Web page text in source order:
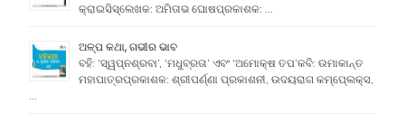
କ୍ରାଇସିସ୍ଲେଖକ: ଅମିତାଭ ଘୋଷପ୍ରକାଶକ: …
ଅଳ୍ପ କଥା, ଗଭୀର ଭାବ
ବହି: ‘ସ୍ୱପ୍ନଶ୍ରବା’, ‘ମଧୁବ୍ରତା’ ଏବଂ ‘ଅମୋକ୍ଷ ତପ’କବି: ଉମାକାନ୍ତ
ମହାପାତ୍ରପ୍ରକାଶକ: ଶ୍ରୀପର୍ଣ୍ଣା ପ୍ରକାଶନୀ, ଉଦୟରାଗ କମ୍ପେ୍ଲକ୍ସ,